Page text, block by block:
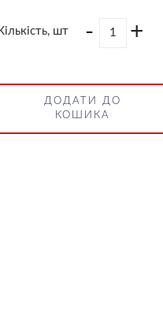
шт - +
ДОДАТИ ДО
КОШИКА